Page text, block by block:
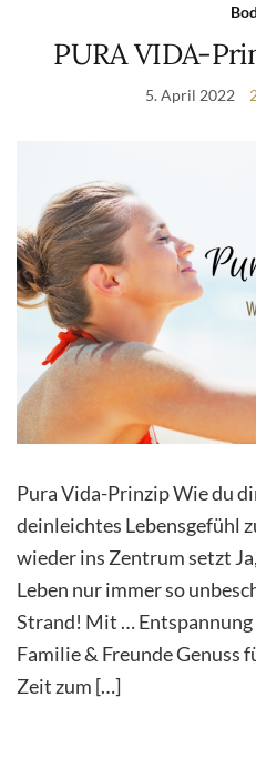
PURA VIDA-
5. April 2022
Pura Vida-Prinzip Wie du
deinleichtes Lebensgefühl
wieder ins Zentrum setzt
Leben nur immer so
Strand! Mit …
Familie & Freunde Genuss
Zeit zum […]